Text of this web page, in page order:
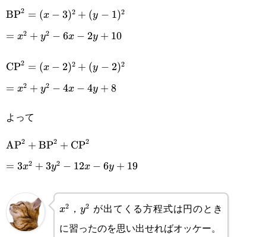
\text{BP}^2=
(x-3)^2+(y-
BP2 = (x − 3)2 + (y − 1)2
=x^2+y^2-
= x2 + y2 − 6x − 2y + 10
\text{CP}^2=
(x-2)^2+(y-
CP2 = (x − 2)2 + (y − 2)2
=x^2+y^2-
= x2 + y2 − 4x − 4y + 8
よって
\text{AP}^2+\text{BP}^2+\text{CP}^2
AP2 + BP2 + CP2
=3x^2+3y^2-
= 3x2 + 3y2 − 12x − 6y + 19
x^2
x2 ， y^2
y2 が出てくる方程式は円のとき
に習ったのを思い出せればオッケー。